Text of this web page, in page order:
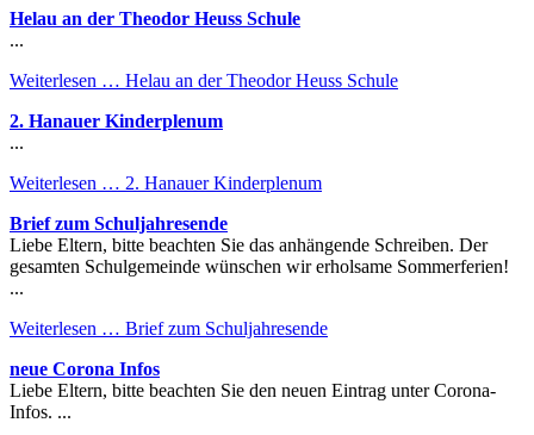
Helau an der Theodor Heuss Schule
...
Weiterlesen … Helau an der Theodor Heuss Schule
2. Hanauer Kinderplenum
...
Weiterlesen … 2. Hanauer Kinderplenum
Brief zum Schuljahresende
Liebe Eltern, bitte beachten Sie das anhängende Schreiben. Der
gesamten Schulgemeinde wünschen wir erholsame Sommerferien!
...
Weiterlesen … Brief zum Schuljahresende
neue Corona Infos
Liebe Eltern, bitte beachten Sie den neuen Eintrag unter Corona-
Infos. ...